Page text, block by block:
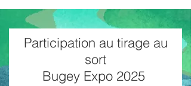
Participation au tirage au
sort
Bugey Expo 2025